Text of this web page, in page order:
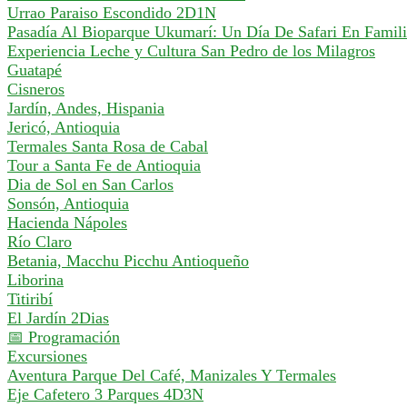
Urrao Paraiso Escondido 2D1N
Pasadía Al Bioparque Ukumarí: Un Día De Safari En
Experiencia Leche y Cultura San Pedro de los Milagros
Guatapé
Cisneros
Jardín, Andes, Hispania
Jericó, Antioquia
Termales Santa Rosa de Cabal
Tour a Santa Fe de Antioquia
Dia de Sol en San Carlos
Sonsón, Antioquia
Hacienda Nápoles
Río Claro
Betania, Macchu Picchu Antioqueño
Liborina
Titiribí
El Jardín 2Dias
📅 Programación
Excursiones
Aventura Parque Del Café, Manizales Y Termales
Eje Cafetero 3 Parques 4D3N